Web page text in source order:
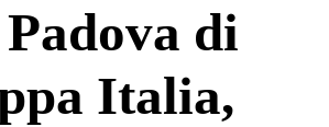
di
Italia,